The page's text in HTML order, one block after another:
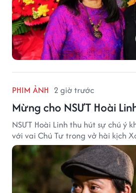
PHIM ẢNH 2 giờ trước
Mừng cho NSƯT Hoài
NSƯT Hoài Linh thu hút sự chú ý
với vai Chú Tư trong vở hài kịch